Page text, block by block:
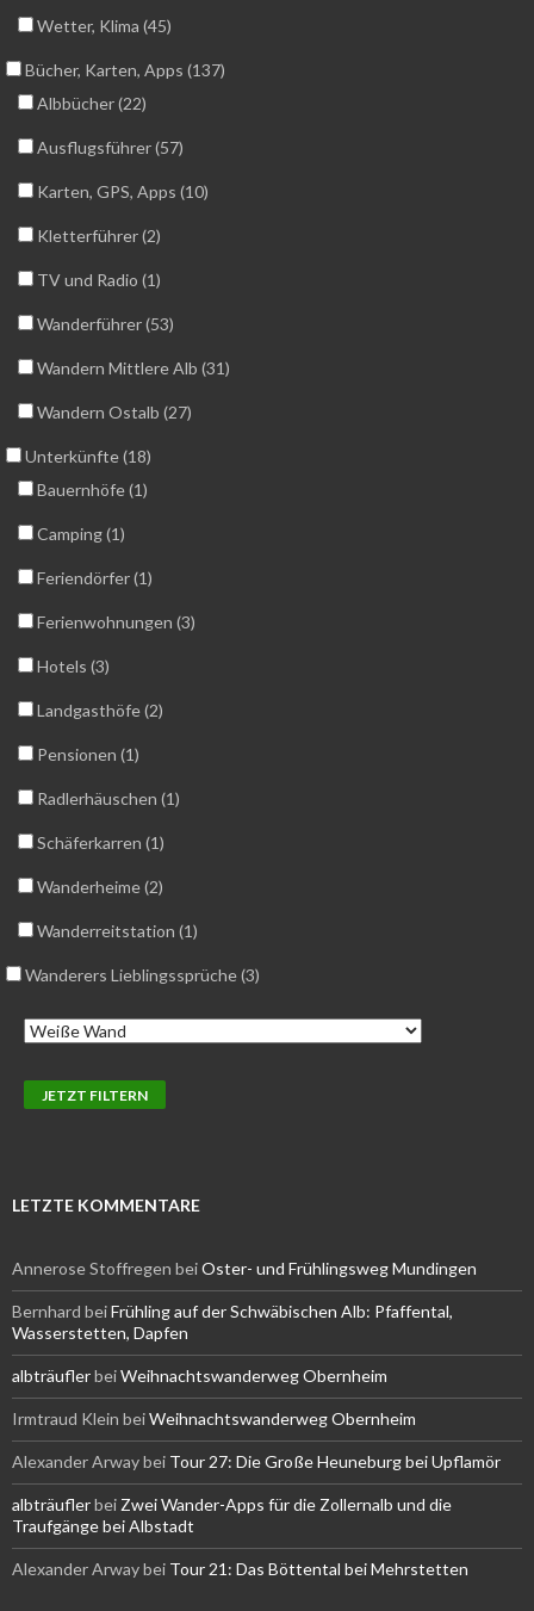
Wetter, Klima (45)
Bücher, Karten, Apps (137)
Albbücher (22)
Ausflugsführer (57)
Karten, GPS, Apps (10)
Kletterführer (2)
TV und Radio (1)
Wanderführer (53)
Wandern Mittlere Alb (31)
Wandern Ostalb (27)
Unterkünfte (18)
Bauernhöfe (1)
Camping (1)
Feriendörfer (1)
Ferienwohnungen (3)
Hotels (3)
Landgasthöfe (2)
Pensionen (1)
Radlerhäuschen (1)
Schäferkarren (1)
Wanderheime (2)
Wanderreitstation (1)
Wanderers Lieblingssprüche (3)
LETZTE KOMMENTARE
Annerose Stoffregen beiOster- und Frühlingsweg Mundingen
Bernhard beiFrühling auf der Schwäbischen Alb: Pfaffental,
Wasserstetten, Dapfen
albträuflerbeiWeihnachtswanderweg Obernheim
Irmtraud Klein beiWeihnachtswanderweg Obernheim
Alexander Arwaybei Tour 27: Die Große Heuneburg bei Upflamör
albträuflerbei Zwei Wander-Apps für die Zollernalb und die
Traufgänge bei Albstadt
Alexander Arwaybei Tour 21: Das Böttental bei Mehrstetten